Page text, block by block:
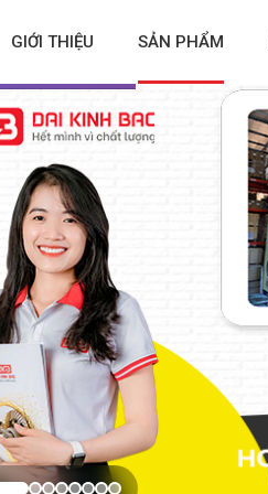
GIỚI THIỆU SẢN PHẨM